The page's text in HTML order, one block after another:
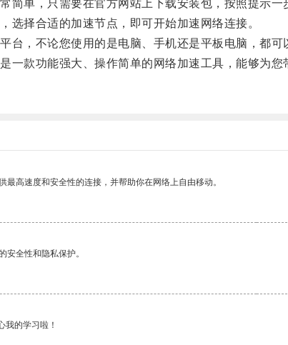
单，只需要在官方网站上下载安装包，按照提示一
择合适的加速节点，即可开始加速网络连接。
，不论您使用的是电脑、手机还是平板电脑，都可
款功能强大、操作简单的网络加速工具，能够为您
最高速度和安全性的连接，并帮助你在网络上自由移动。
安全性和隐私保护。
我的学习啦！